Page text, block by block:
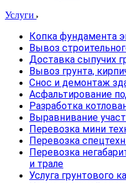
Услуги
Копка фундамента
Вывоз
Доставка сыпучих
Вывоз грунта,
Снос и демонтаж
Асфальтирование
Разработка
Выравнивание
Перевозка мини
Перевозка
Перевозка
и трале
Услуга грунтового